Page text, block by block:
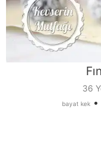
36
bayat kek •